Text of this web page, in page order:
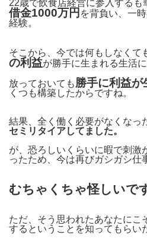
22歳で飲食店経営に参入するも
借金1000万円 を背負い、一
経験。
そこから、今では何もしなくて
の利益が勝手に生まれる生活
放っておいても 勝手に利益が
くつも構築したからですね。
結果、全く働く必要がなくなっ
セミリタイアしてました。
が、恐ろしいくらいに暇で刺激
ったため、今は再びガシガシ仕
むちゃくちゃ怪しいで
ただ、そう思われたあなたにこ
するということを知ってもらい